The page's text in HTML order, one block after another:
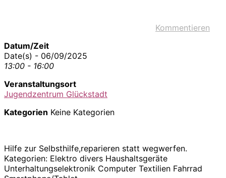
Kommentieren
Datum/Zeit
Date(s) - 06/09/2025
13:00 - 16:00
Veranstaltungsort
Jugendzentrum Glückstadt
Kategorien Keine Kategorien
Hilfe zur Selbsthilfe,reparieren statt wegwerfen.
Kategorien: Elektro divers Haushaltsgeräte
Unterhaltungselektronik Computer Textilien Fahrrad